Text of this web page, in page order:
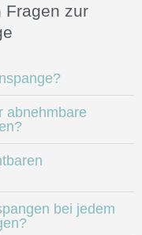
Fragen zur
abnehmbare
bei jedem